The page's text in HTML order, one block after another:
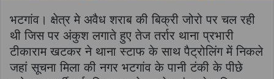
भटगांव। क्षेत्र मे अवैध शराब की बिक्री जोरो पर चल रही
थी जिस पर अंकुश लगाते हुए तेज तर्रार थाना प्रभारी
टीकाराम खटकर ने थाना स्टाफ के साथ पैट्रोलिंग में निकले
जहां सूचना मिला की नगर भटगांव के पानी टंकी के पीछे